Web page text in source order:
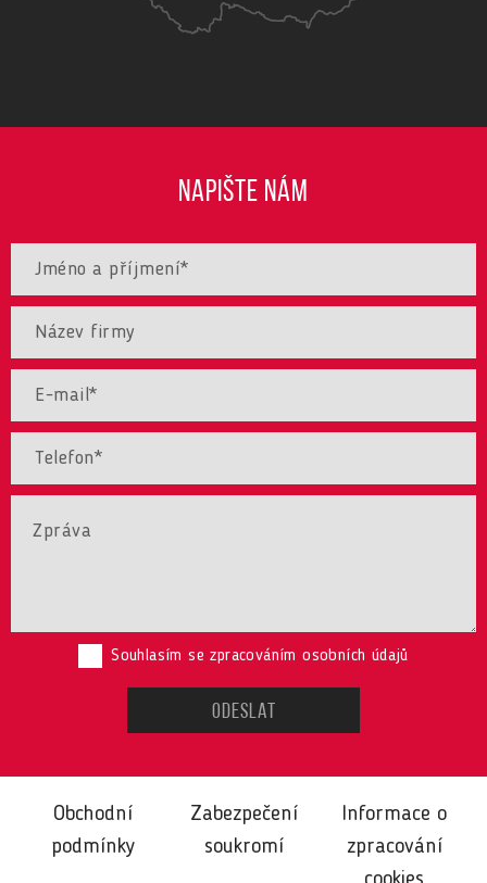
NAPIŠTE NÁM
Souhlasím se zpracováním osobních údajů
Obchodní
podmínky
Zabezpečení
soukromí
Informace o
zpracování